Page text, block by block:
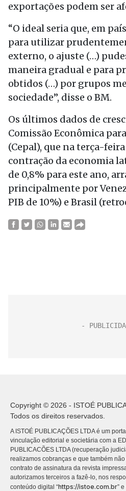
exportações podem ser
“O ideal seria que, em
para utilizar
externo, o ajuste (…)
maneira gradual e para
obtidos (…) por grupos
sociedade”, disse o BM.
Os últimos dados de
Comissão Econômica
(Cepal), que na terça-
contração da economia
de 0,8% para este ano,
principalmente por
PIB de 10%) e Brasil
Copyright © 2026 - ISTOÉ
Todos os direitos reservados.
A ISTOÉ PUBLICAÇÕES LTDA é um
vinculação editorial e societária com a
PUBLICACÕES LTDA (recuperação
realizamos cobranças e que também
contrato de assinatura da revista
autorizamos terceiros a fazê-lo, nos
conteúdo digital “https://istoe.com.br”